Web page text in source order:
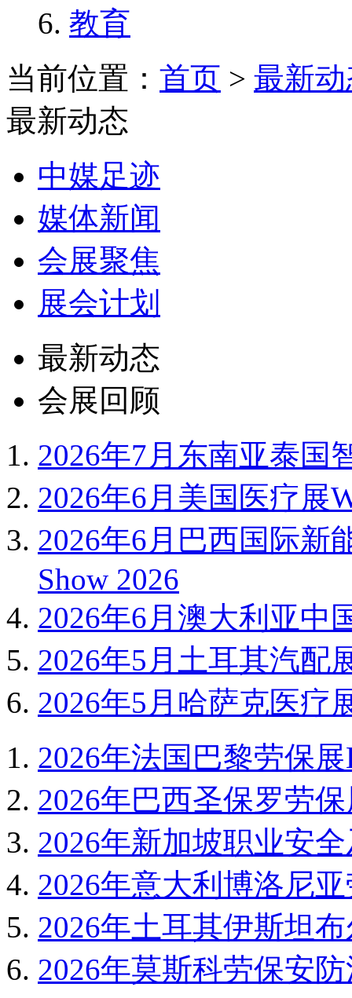
教育
当前位置： 首页 > 最新
最新动态
中媒足迹
媒体新闻
会展聚焦
展会计划
最新动态
会展回顾
2026年7月东南亚泰国
2026年6月美国医疗展
2026年6月巴西国际新
Show 2026
2026年6月澳大利亚中
2026年5月土耳其汽配
2026年5月哈萨克医疗
2026年法国巴黎劳保
2026年巴西圣保罗劳保
2026年新加坡职业安
2026年意大利博洛尼
2026年土耳其伊斯坦
2026年莫斯科劳保安